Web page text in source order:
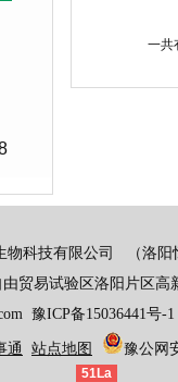
一共
物科技有限公司
（洛阳
贸易试验区洛阳片区
豫ICP备15036441号-1
通 站点地图 豫公网
51La